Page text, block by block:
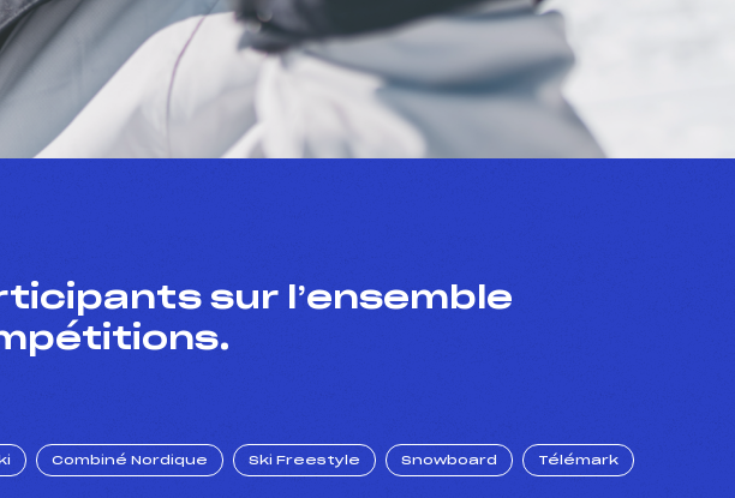
sur l’ensemble
Combiné Nordique Ski Freestyle Snowboard Télémark